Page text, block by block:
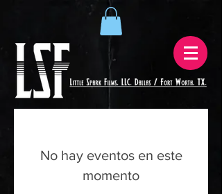
No hay eventos en este
momento